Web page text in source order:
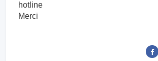
hotline
Merci